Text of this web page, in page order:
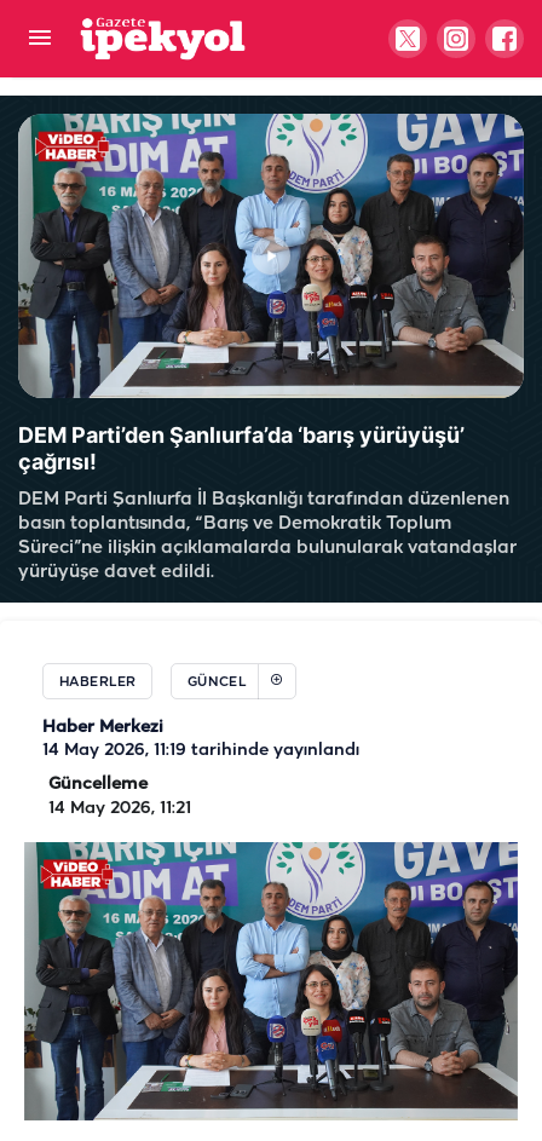
DEM Parti’den Şanlıurfa’da ‘barış yürüyüşü’
çağrısı!
DEM Parti Şanlıurfa İl Başkanlığı tarafından düzenlenen
basın toplantısında, “Barış ve Demokratik Toplum
Süreci”ne ilişkin açıklamalarda bulunularak vatandaşlar
yürüyüşe davet edildi.
HABERLER GÜNCEL
Haber Merkezi
14 May 2026, 11:19 tarihinde yayınlandı
Güncelleme
14 May 2026, 11:21
Harran İlçe Emniyet Müdürlüğü'ne yeni atama